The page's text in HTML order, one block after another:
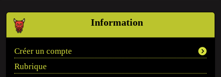
Information
Créer un compte
Rubrique